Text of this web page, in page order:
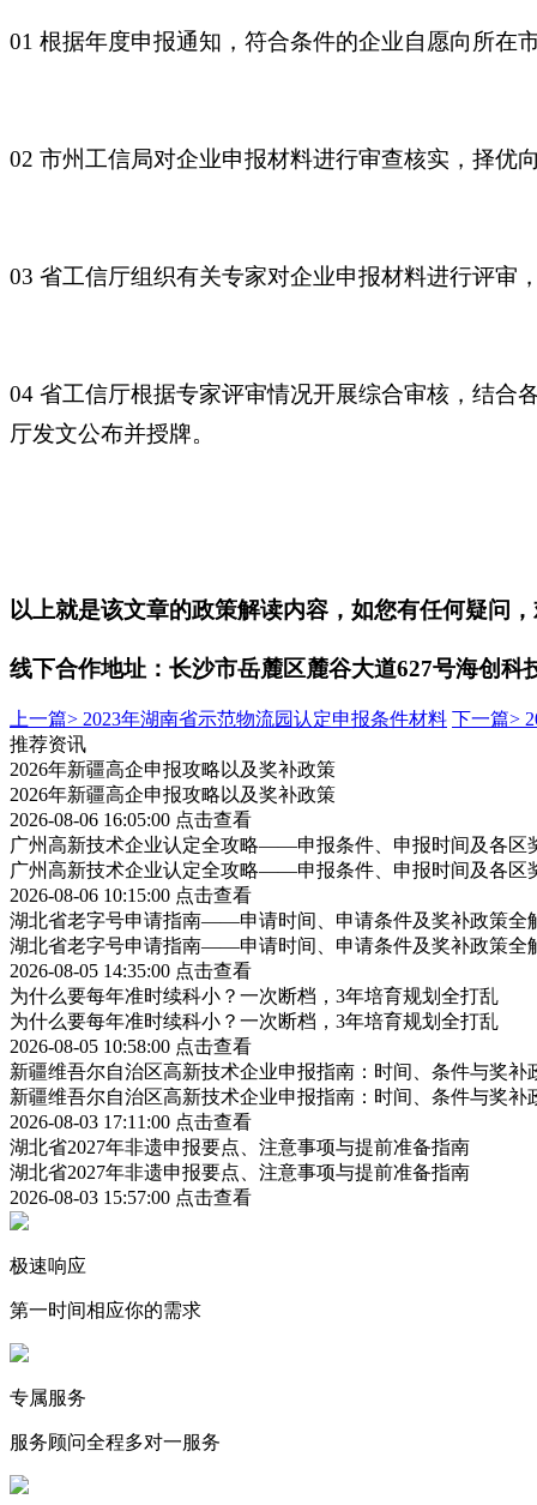
01 根据年度申报通知，符合条件的企业自愿向所在
02 市州工信局对企业申报材料进行审查核实，择优
03 省工信厅组织有关专家对企业申报材料进行评审
04 省工信厅根据专家评审情况开展综合审核，结合
厅发文公布并授牌。
以上就是该文章的政策解读内容，如您有任何疑问
线下合作地址：长沙市岳麓区麓谷大道627号海创科
上一篇> 2023年湖南省示范物流园认定申报条件材料 下一篇>
推荐资讯
2026年新疆高企申报攻略以及奖补政策
2026年新疆高企申报攻略以及奖补政策
2026-08-06 16:05:00 点击查看
广州高新技术企业认定全攻略——申报条件、申报时间及各区
广州高新技术企业认定全攻略——申报条件、申报时间及各区
2026-08-06 10:15:00 点击查看
湖北省老字号申请指南——申请时间、申请条件及奖补政策全
湖北省老字号申请指南——申请时间、申请条件及奖补政策全
2026-08-05 14:35:00 点击查看
为什么要每年准时续科小？一次断档，3年培育规划全打乱
为什么要每年准时续科小？一次断档，3年培育规划全打乱
2026-08-05 10:58:00 点击查看
新疆维吾尔自治区高新技术企业申报指南：时间、条件与奖补
新疆维吾尔自治区高新技术企业申报指南：时间、条件与奖补
2026-08-03 17:11:00 点击查看
湖北省2027年非遗申报要点、注意事项与提前准备指南
湖北省2027年非遗申报要点、注意事项与提前准备指南
2026-08-03 15:57:00 点击查看
极速响应
第一时间相应你的需求
专属服务
服务顾问全程多对一服务